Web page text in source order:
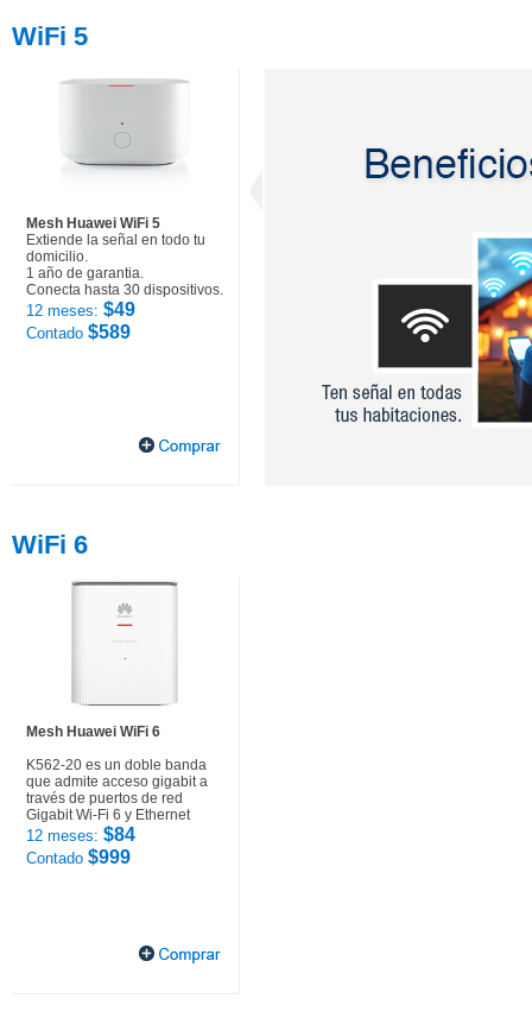
WiFi 5
Mesh Huawei WiFi 5
Extiende la señal en todo tu
domicilio.
1 año de garantia.
Conecta hasta 30 dispositivos.
12 meses: $49
Contado $589
WiFi 6
Mesh Huawei WiFi 6
K562-20 es un doble banda
que admite acceso gigabit a
través de puertos de red
Gigabit Wi-Fi 6 y Ethernet
12 meses: $84
Contado $999